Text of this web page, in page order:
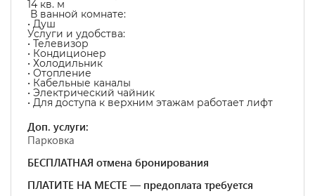
14 кв. м
В ванной комнате:
• Душ
Услуги и удобства:
• Телевизор
• Кондиционер
• Холодильник
• Отопление
• Кабельные каналы
• Электрический чайник
• Для доступа к верхним этажам работает лифт
Доп. услуги:
Парковка
БЕСПЛАТНАЯ отмена бронирования
ПЛАТИТЕ НА МЕСТЕ — предоплата требуется